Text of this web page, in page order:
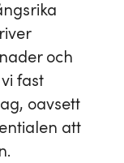
och
fast
oavsett
att